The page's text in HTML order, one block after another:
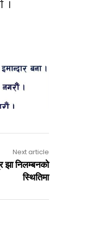
।
Next article
झा निलम्बनको
स्थितिमा